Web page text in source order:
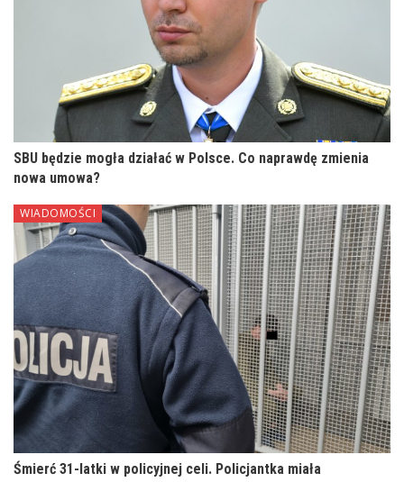
SBU będzie mogła działać w Polsce. Co naprawdę zmienia
nowa umowa?
WIADOMOŚCI
Śmierć 31-latki w policyjnej celi. Policjantka miała